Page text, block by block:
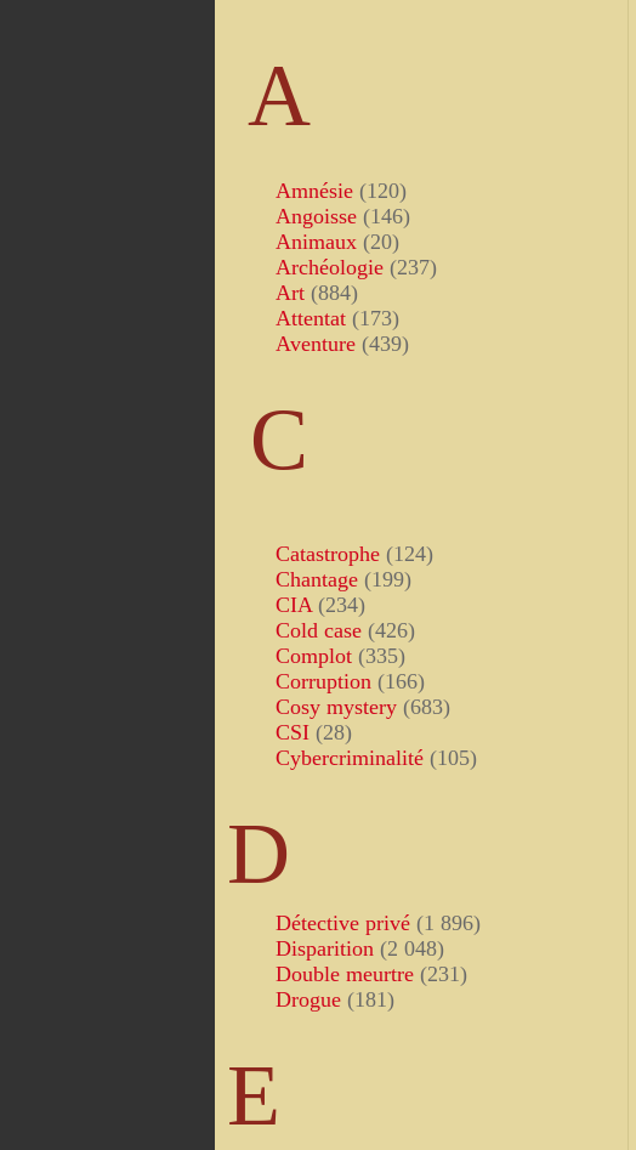
A
Amnésie (120)
Angoisse (146)
Animaux (20)
Archéologie (237)
Art (884)
Attentat (173)
Aventure (439)
C
Catastrophe (124)
Chantage (199)
CIA (234)
Cold case (426)
Complot (335)
Corruption (166)
Cosy mystery (683)
CSI (28)
Cybercriminalité (105)
D
Détective privé (1 896)
Disparition (2 048)
Double meurtre (231)
Drogue (181)
E